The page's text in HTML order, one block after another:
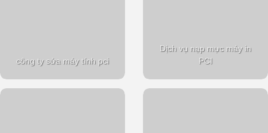
công ty sửa máy tính pci
Dịch vụ nạp mực máy in
PCI